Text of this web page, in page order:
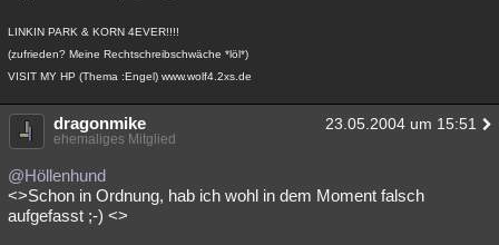
LINKIN PARK & KORN 4EVER!!!!
(zufrieden? Meine Rechtschreibschwäche *löl*)
VISIT MY HP (Thema :Engel) www.wolf4.2xs.de
dragonmike 23.05.2004 um 15:51
ehemaliges Mitglied
@Höllenhund
<>Schon in Ordnung, hab ich wohl in dem Moment falsch
aufgefasst ;-) <>